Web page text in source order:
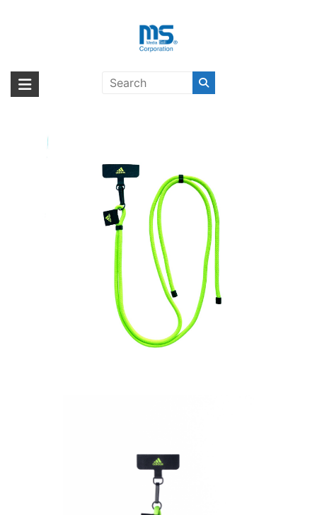
海外輸入ブランド商品｜株式会社
海外事業部が取り揃えている海外輸入商品には、日本では珍しい「海外ブ
ランド」をはじめ「ユニークな商品」「機能的な商品」「コストパフォー
Necklace Lucid Lemon/Black